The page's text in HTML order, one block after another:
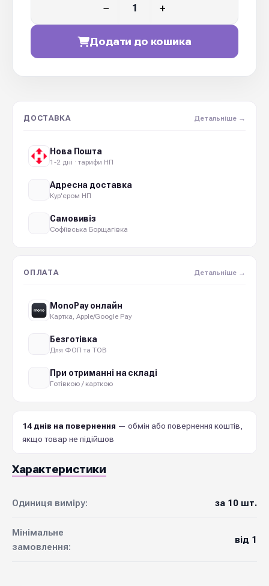
− +
Додати до кошика
ДОСТАВКА Детальніше →
Нова Пошта
1-2 дні · тарифи НП
Адресна доставка
Кур'єром НП
Самовивіз
Софіївська Борщагівка
ОПЛАТА Детальніше →
MonoPay онлайн
Картка, Apple/Google Pay
Безготівка
Для ФОП та ТОВ
При отриманні на складі
Готівкою / карткою
14 днів на повернення — обмін або повернення коштів,
якщо товар не підійшов
Характеристики
Одиниця виміру: за 10 шт.
Мінімальне
замовлення:
від 1